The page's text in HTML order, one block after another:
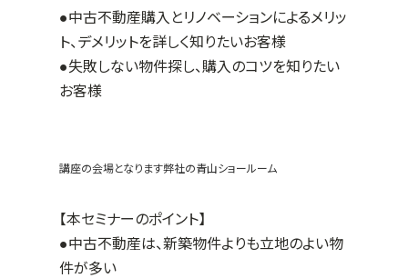
●中古不動産購入とリノベーションによるメリッ
ト、デメリットを詳しく知りたいお客様
●失敗しない物件探し、購入のコツを知りたい
お客様
講座の会場となります弊社の青山ショールーム
【本セミナーのポイント】
●中古不動産は、新築物件よりも立地のよい物
件が多い